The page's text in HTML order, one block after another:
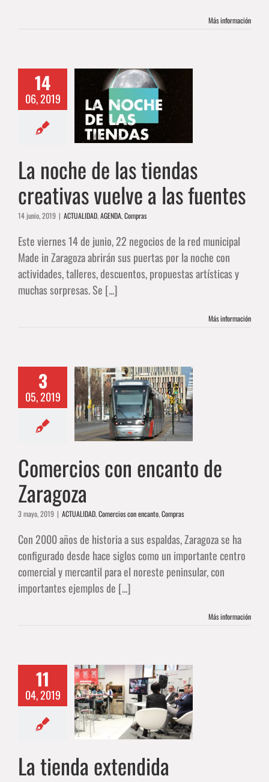
Más información
14
06, 2019
de las
creativas
las fuentes
La noche de las tiendas
creativas vuelve a las fuentes
14 junio, 2019 | ACTUALIDAD,AGENDA,Compras
Este viernes 14 de junio, 22 negocios de la red municipal
Made in Zaragoza abrirán sus puertas por la noche con
actividades, talleres, descuentos, propuestas artísticas y
muchas sorpresas. Se [...]
Más información
3
05, 2019
con
Zaragoza
Comercios con
Comercios con encanto de
Zaragoza
3 mayo, 2019 | ACTUALIDAD,Comercios con encanto,Compras
Con 2000 años de historia a sus espaldas, Zaragoza se ha
configurado desde hace siglos como un importante centro
comercial y mercantil para el noreste peninsular, con
importantes ejemplos de [...]
Más información
11
04, 2019
extendida
Compras
La tienda extendida